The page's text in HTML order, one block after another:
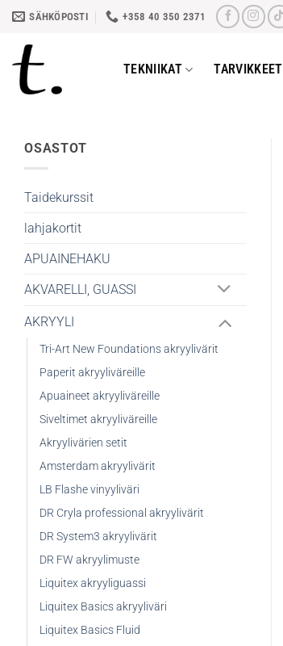
Skip
content
SÄHKÖPOSTI +358 40 350 2371
TEKNIIKAT TARVIKKEET
OSASTOT
Taidekurssit
lahjakortit
APUAINEHAKU
AKVARELLI, GUASSI
AKRYYLI
Tri-Art New Foundations akryylivärit
Paperit akryyliväreille
Apuaineet akryyliväreille
Siveltimet akryyliväreille
Akryylivärien setit
Amsterdam akryylivärit
LB Flashe vinyyliväri
DR Cryla professional akryylivärit
DR System3 akryylivärit
DR FW akryylimuste
Liquitex akryyliguassi
Liquitex Basics akryyliväri
Liquitex Basics Fluid